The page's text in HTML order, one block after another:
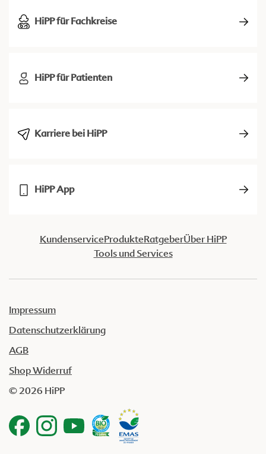
HiPP für Fachkreise
HiPP für Patienten
Karriere bei HiPP
HiPP App
KundenserviceProdukteRatgeberÜber HiPP
Tools und Services
Impressum
Datenschutzerklärung
AGB
Shop Widerruf
© 2026 HiPP